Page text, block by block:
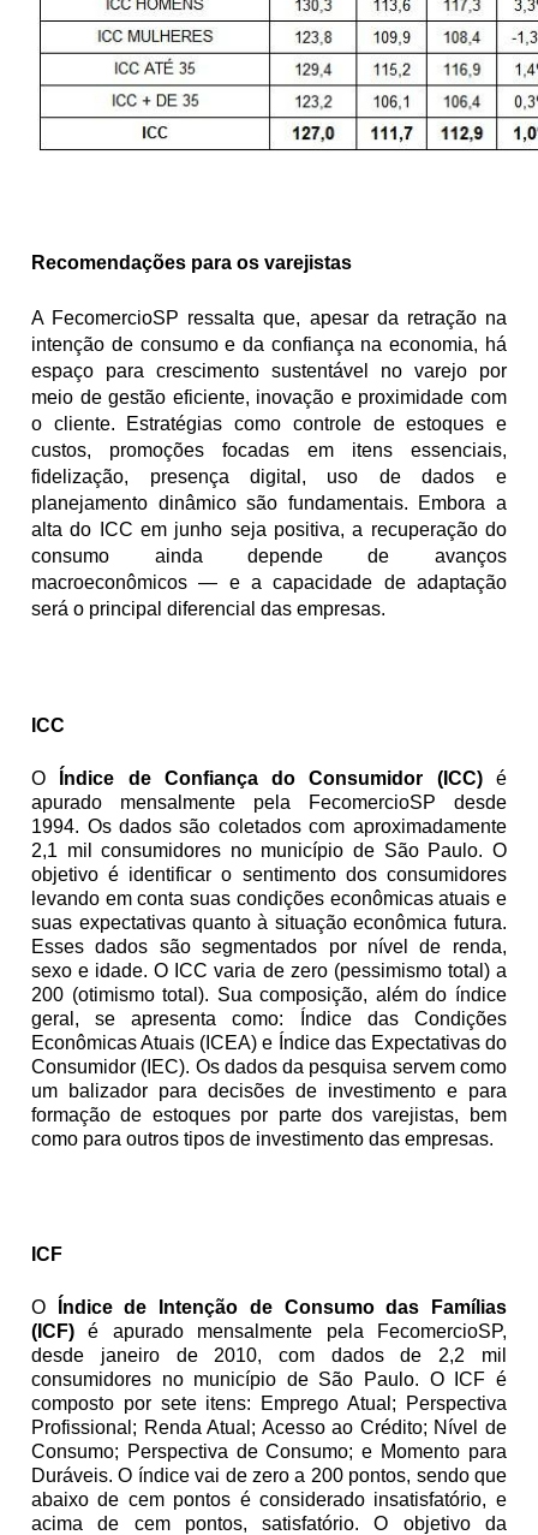
Recomendações para os varejistas
A FecomercioSP ressalta que, apesar da retração na
intenção de consumo e da confiança na economia, há
espaço para crescimento sustentável no varejo por
meio de gestão eficiente, inovação e proximidade com
o cliente. Estratégias como controle de estoques e
custos, promoções focadas em itens essenciais,
fidelização, presença digital, uso de dados e
planejamento dinâmico são fundamentais. Embora a
alta do ICC em junho seja positiva, a recuperação do
consumo ainda depende de avanços
macroeconômicos — e a capacidade de adaptação
será o principal diferencial das empresas.
ICC
O Índice de Confiança do Consumidor (ICC) é
apurado mensalmente pela FecomercioSP desde
1994. Os dados são coletados com aproximadamente
2,1 mil consumidores no município de São Paulo. O
objetivo é identificar o sentimento dos consumidores
levando em conta suas condições econômicas atuais e
suas expectativas quanto à situação econômica futura.
Esses dados são segmentados por nível de renda,
sexo e idade. O ICC varia de zero (pessimismo total) a
200 (otimismo total). Sua composição, além do índice
geral, se apresenta como: Índice das Condições
Econômicas Atuais (ICEA) e Índice das Expectativas do
Consumidor (IEC). Os dados da pesquisa servem como
um balizador para decisões de investimento e para
formação de estoques por parte dos varejistas, bem
como para outros tipos de investimento das empresas.
ICF
O
Índice de Intenção de Consumo das Famílias
(ICF) é apurado mensalmente pela FecomercioSP,
desde janeiro de 2010, com dados de 2,2 mil
consumidores no município de São Paulo. O ICF é
composto por sete itens: Emprego Atual; Perspectiva
Profissional; Renda Atual; Acesso ao Crédito; Nível de
Consumo; Perspectiva de Consumo; e Momento para
Duráveis. O índice vai de zero a 200 pontos, sendo que
abaixo de cem pontos é considerado insatisfatório, e
acima de cem pontos, satisfatório. O objetivo da